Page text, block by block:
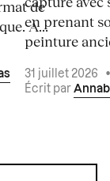
de
À...
en prenant
peinture
31 juillet 2026
Écrit par